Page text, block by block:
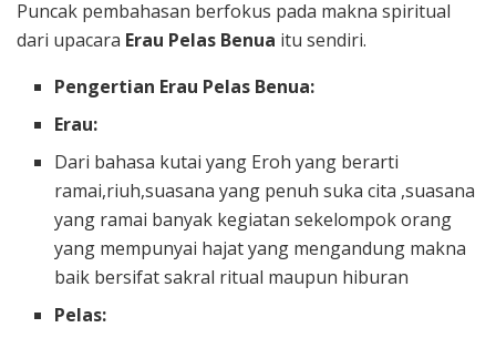
Puncak pembahasan berfokus pada makna spiritual
dari upacara Erau Pelas Benua itu sendiri.
Pengertian Erau Pelas Benua:
Erau:
Dari bahasa kutai yang Eroh yang berarti
ramai,riuh,suasana yang penuh suka cita ,suasana
yang ramai banyak kegiatan sekelompok orang
yang mempunyai hajat yang mengandung makna
baik bersifat sakral ritual maupun hiburan
Pelas: